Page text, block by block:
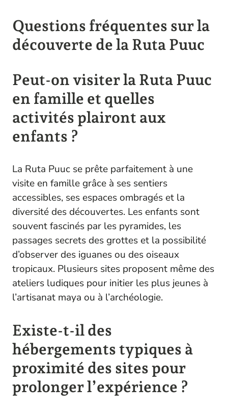
Questions fréquentes sur la
découverte de la Ruta Puuc
Peut-on visiter la Ruta Puuc
en famille et quelles
activités plairont aux
enfants ?
La Ruta Puuc se prête parfaitement à une
visite en famille grâce à ses sentiers
accessibles, ses espaces ombragés et la
diversité des découvertes. Les enfants sont
souvent fascinés par les pyramides, les
passages secrets des grottes et la possibilité
d’observer des iguanes ou des oiseaux
tropicaux. Plusieurs sites proposent même des
ateliers ludiques pour initier les plus jeunes à
l’artisanat maya ou à l’archéologie.
Existe-t-il des
hébergements typiques à
proximité des sites pour
prolonger l’expérience ?